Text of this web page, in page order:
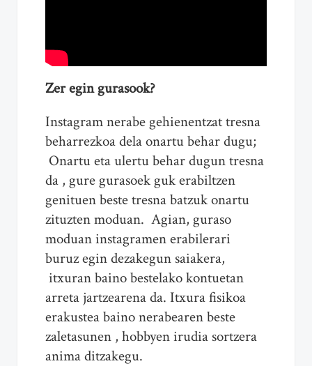
Zer egin gurasook?
Instagram nerabe gehienentzat tresna
beharrezkoa dela onartu behar dugu;
Onartu eta ulertu behar dugun tresna
da , gure gurasoek guk erabiltzen
genituen beste tresna batzuk onartu
zituzten moduan. Agian, guraso
moduan instagramen erabilerari
buruz egin dezakegun saiakera,
itxuran baino bestelako kontuetan
arreta jartzearena da. Itxura fisikoa
erakustea baino nerabearen beste
zaletasunen , hobbyen irudia sortzera
anima ditzakegu.